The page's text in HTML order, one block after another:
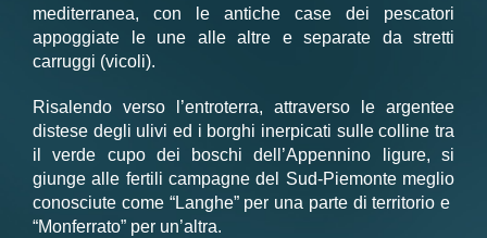
mediterranea, con le antiche case dei pescatori
appoggiate le une alle altre e separate da stretti
carruggi (vicoli).
Risalendo verso l’entroterra, attraverso le argentee
distese degli ulivi ed i borghi inerpicati sulle colline tra
il verde cupo dei boschi dell’Appennino ligure, si
giunge alle fertili campagne del Sud-Piemonte meglio
conosciute come “Langhe” per una parte di territorio e
“Monferrato” per un’altra.